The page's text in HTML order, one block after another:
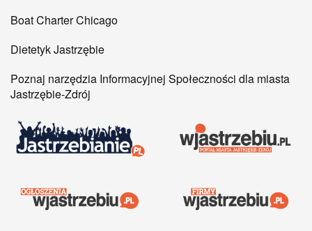
Boat Charter Chicago
Dietetyk Jastrzębie
Poznaj narzędzia Informacyjnej Społeczności dla miasta
Jastrzębie-Zdrój